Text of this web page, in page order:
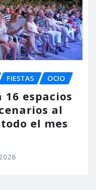
FIESTAS OCIO
espacios
al
el mes